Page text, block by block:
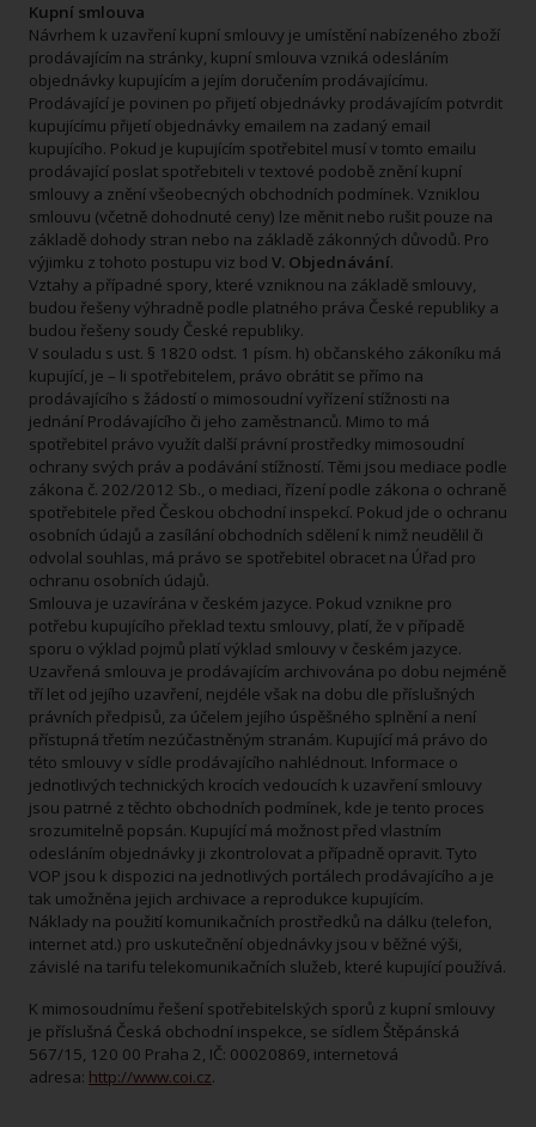
Kupní smlouva
Návrhem k uzavření kupní smlouvy je umístění nabízeného zboží
prodávajícím na stránky, kupní smlouva vzniká odesláním
objednávky kupujícím a jejím doručením prodávajícímu.
Prodávající je povinen po přijetí objednávky prodávajícím potvrdit
kupujícímu přijetí objednávky emailem na zadaný email
kupujícího. Pokud je kupujícím spotřebitel musí v tomto emailu
prodávající poslat spotřebiteli v textové podobě znění kupní
smlouvy a znění všeobecných obchodních podmínek. Vzniklou
smlouvu (včetně dohodnuté ceny) lze měnit nebo rušit pouze na
základě dohody stran nebo na základě zákonných důvodů. Pro
výjimku z tohoto postupu viz bod V. Objednávání.
Vztahy a případné spory, které vzniknou na základě smlouvy,
budou řešeny výhradně podle platného práva České republiky a
budou řešeny soudy České republiky.
V souladu s ust. § 1820 odst. 1 písm. h) občanského zákoníku má
kupující, je – li spotřebitelem, právo obrátit se přímo na
prodávajícího s žádostí o mimosoudní vyřízení stížnosti na
jednání Prodávajícího či jeho zaměstnanců. Mimo to má
spotřebitel právo využít další právní prostředky mimosoudní
ochrany svých práv a podávání stížností. Těmi jsou mediace podle
zákona č. 202/2012 Sb., o mediaci, řízení podle zákona o ochraně
spotřebitele před Českou obchodní inspekcí. Pokud jde o ochranu
osobních údajů a zasílání obchodních sdělení k nimž neudělil či
odvolal souhlas, má právo se spotřebitel obracet na Úřad pro
ochranu osobních údajů.
Smlouva je uzavírána v českém jazyce. Pokud vznikne pro
potřebu kupujícího překlad textu smlouvy, platí, že v případě
sporu o výklad pojmů platí výklad smlouvy v českém jazyce.
Uzavřená smlouva je prodávajícím archivována po dobu nejméně
tří let od jejího uzavření, nejdéle však na dobu dle příslušných
právních předpisů, za účelem jejího úspěšného splnění a není
přístupná třetím nezúčastněným stranám. Kupující má právo do
této smlouvy v sídle prodávajícího nahlédnout. Informace o
jednotlivých technických krocích vedoucích k uzavření smlouvy
jsou patrné z těchto obchodních podmínek, kde je tento proces
srozumitelně popsán. Kupující má možnost před vlastním
odesláním objednávky ji zkontrolovat a případně opravit. Tyto
VOP jsou k dispozici na jednotlivých portálech prodávajícího a je
tak umožněna jejich archivace a reprodukce kupujícím.
Náklady na použití komunikačních prostředků na dálku (telefon,
internet atd.) pro uskutečnění objednávky jsou v běžné výši,
závislé na tarifu telekomunikačních služeb, které kupující používá.
K mimosoudnímu řešení spotřebitelských sporů z kupní smlouvy
je příslušná Česká obchodní inspekce, se sídlem Štěpánská
567/15, 120 00 Praha 2, IČ: 00020869, internetová
adresa: http://www.coi.cz.